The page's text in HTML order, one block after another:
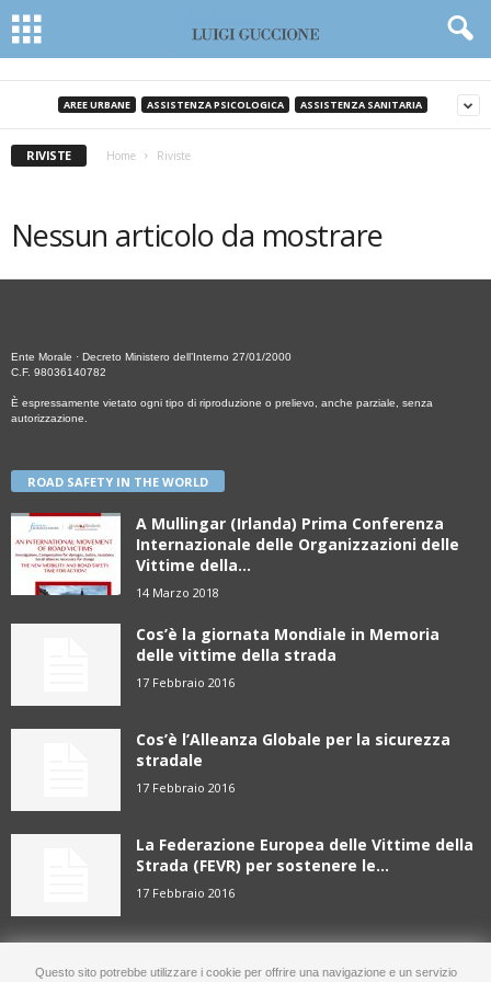
AREE URBANE ASSISTENZA PSICOLOGICA ASSISTENZA SANITARIA
RIVISTE Home Riviste
Nessun articolo da mostrare
Ente Morale · Decreto Ministero dell’Interno 27/01/2000
C.F. 98036140782
È espressamente vietato ogni tipo di riproduzione o prelievo, anche parziale, senza
autorizzazione.
ROAD SAFETY IN THE WORLD
A Mullingar (Irlanda) Prima Conferenza
Internazionale delle Organizzazioni delle
Vittime della...
14 Marzo 2018
Cos’è la giornata Mondiale in Memoria
delle vittime della strada
17 Febbraio 2016
Cos’è l’Alleanza Globale per la sicurezza
stradale
17 Febbraio 2016
La Federazione Europea delle Vittime della
Strada (FEVR) per sostenere le...
17 Febbraio 2016
Questo sito potrebbe utilizzare i cookie per offrire una navigazione e un servizio